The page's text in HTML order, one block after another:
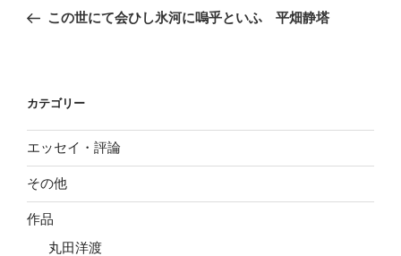
ナ
ー
シ
ョ
ン
の
この世にて会ひし氷河に嗚乎といふ 平畑静塔
カテゴリー
エッセイ・評論
その他
作品
丸田洋渡